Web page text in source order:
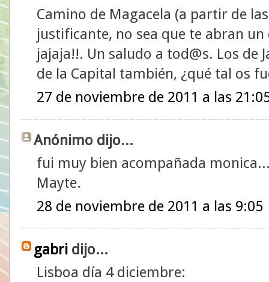
Camino de Magacela (a partir de
justificante, no sea que te abran
jajaja!!. Un saludo a tod@s. Los de
de la Capital también, ¿qué tal os
27 de noviembre de 2011 a las
Anónimo dijo...
fui muy bien acompañada
Mayte.
28 de noviembre de 2011 a las 9:05
gabri dijo...
Lisboa día 4 diciembre: